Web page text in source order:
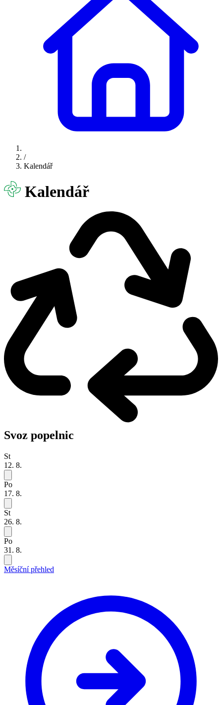
/
Kalendář
Kalendář
Svoz popelnic
St
12. 8.
Po
17. 8.
St
26. 8.
Po
31. 8.
Měsíční přehled